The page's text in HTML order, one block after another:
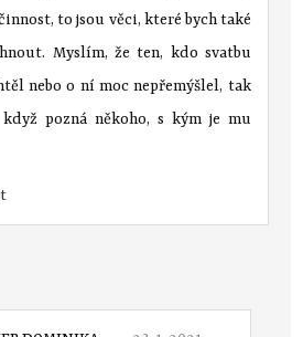
to jsou věci, které bych také
Myslím, že ten, kdo svatbu
nebo o ní moc nepřemýšlel, tak
když pozná někoho, s kým je mu